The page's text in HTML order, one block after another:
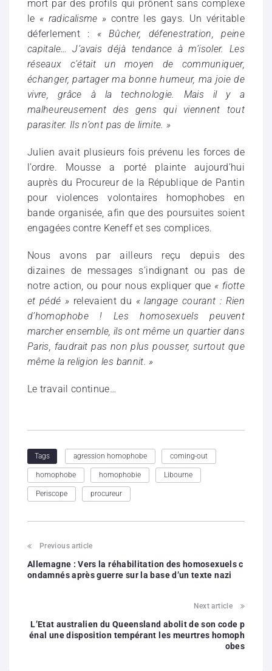
mort par des profils qui prônent sans complexe
le « radicalisme » contre les gays. Un véritable
déferlement : « Bûcher, défenestration, peine
capitale… J’avais déjà tendance à m’isoler. Les
réseaux c’était un moyen de communiquer,
échanger, partager ma bonne humeur, ma joie de
vivre, grâce à la technologie. Mais il y a
malheureusement des gens qui viennent tout
parasiter. Ils n’ont pas de limite. »
Julien avait plusieurs fois prévenu les forces de
l’ordre. Mousse a porté plainte aujourd’hui
auprès du Procureur de la République de Pantin
pour violences volontaires homophobes en
bande organisée, afin que des poursuites soient
engagées contre Keneff et ses complices.
Nous avons par ailleurs reçu depuis des
dizaines de messages s’indignant ou pas de
notre action, ou pour nous expliquer que « fiotte
et pédé » relevaient du « langage courant : Rien
d’homophobe ! Les homosexuels peuvent
marcher ensemble, ils ont même un quartier dans
Paris, faudrait pas non plus pousser, surtout que
même la religion les bannit. »
Le travail continue…
Tags agression homophobe coming-out
homophobe homophobie Libourne
Periscope procureur
Previous article
Allemagne : Vers la réhabilitation des homosexuels c
ondamnés après guerre sur la base d’un texte nazi
Next article
L’Etat australien du Queensland abolit de son code p
énal une disposition tempérant les meurtres homoph
obes